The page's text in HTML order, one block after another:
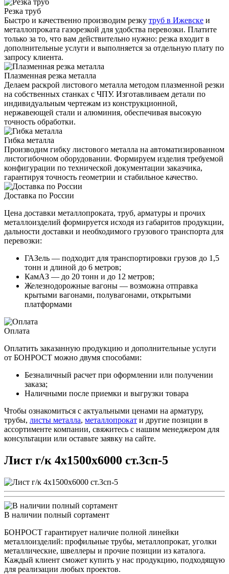
Резка труб
Быстро и качественно производим резку труб в Ижевске и
металлопроката газорезкой для удобства перевозки. Платите
только за то, что вам действительно нужно: резка входит в
дополнительные услуги и выполняется за отдельную плату по
запросу клиента.
Плазменная резка металла
Делаем раскрой листового металла методом плазменной резки
на собственных станках с ЧПУ. Изготавливаем детали по
индивидуальным чертежам из конструкционной,
нержавеющей стали и алюминия, обеспечивая высокую
точность обработки.
Гибка металла
Производим гибку листового металла на автоматизированном
листогибочном оборудовании. Формируем изделия требуемой
конфигурации по технической документации заказчика,
гарантируя точность геометрии и стабильное качество.
Доставка по России
Цена доставки металлопроката, труб, арматуры и прочих
металлоизделий формируется исходя из габаритов продукции,
дальности доставки и необходимого грузового транспорта для
перевозки:
ГАЗель — подходит для транспортировки грузов до 1,5
тонн и длиной до 6 метров;
КамАЗ — до 20 тонн и до 12 метров;
Железнодорожные вагоны — возможна отправка
крытыми вагонами, полувагонами, открытыми
платформами
Оплата
Оплатить заказанную продукцию и дополнительные услуги
от БОНРОСТ можно двумя способами:
Безналичный расчет при оформлении или получении
заказа;
Наличными после приемки и выгрузки товара
Чтобы ознакомиться с актуальными ценами на арматуру,
трубы, листы металла, металлопрокат и другие позиции в
ассортименте компании, свяжитесь с нашим менеджером для
консультации или оставьте заявку на сайте.
Лист г/к 4х1500х6000 ст.3сп-5
В наличии полный сортамент
БОНРОСТ гарантирует наличие полной линейки
металлоизделий: профильные трубы, металлопрокат, уголки
металлические, швеллеры и прочие позиции из каталога.
Каждый клиент сможет купить у нас продукцию, подходящую
для реализации любых проектов.